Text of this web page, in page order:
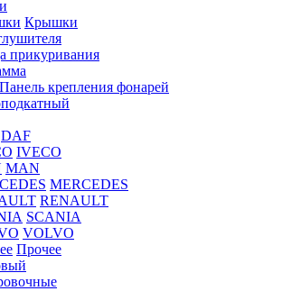
Крышки
прикуривания
крепления фонарей
DAF
IVECO
MAN
MERCEDES
RENAULT
SCANIA
VOLVO
Прочее